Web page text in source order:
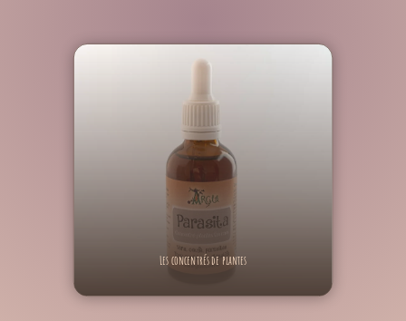
Les concentrés de plantes